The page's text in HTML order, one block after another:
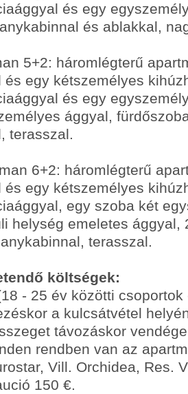
és egy
és ablakkal,
5+2: háromlégterű
és egy kétszemélyes
és egy
ággyal,
terasszal.
6+2: háromlégterű
és egy kétszemélyes
egy szoba két
helység emeletes ággyal,
terasszal.
költségek:
- 25 év közötti
a kulcsátvétel
távozáskor
rendben van az
Vill. Orchidea, Res.
150 €.